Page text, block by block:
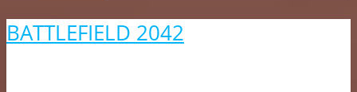
BATTLEFIELD 2042